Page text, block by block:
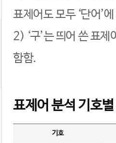
표제어도 모두 ‘단어’
2) ‘구’는 띄어 쓴 표
함함.
표제어 분석 기호
기호